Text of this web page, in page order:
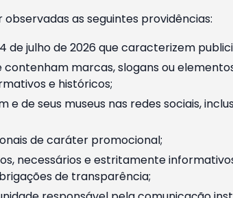
as seguintes providências:
julho de 2026 que caracterizem
marcas, slogans ou
e históricos;
de seus museus nas redes sociais,
de caráter promocional;
necessários e estritamente
de transparência;